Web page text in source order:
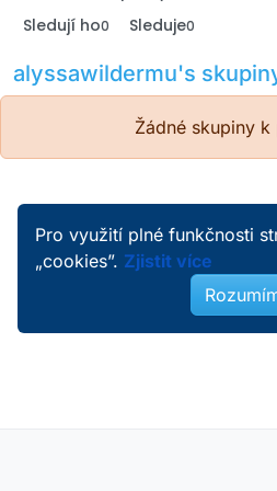
Sledují ho0 Sleduje0
alyssawildermu's
Žádné skupiny k
Pro využití plné funkčnosti
„cookies”. Zjistit více